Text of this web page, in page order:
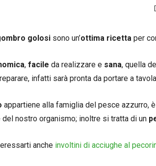
golosi sono un’ottima ricetta per
, facile da realizzare e sana, quella
infatti sarà pronta da portare a
appartiene alla famiglia del pesce azzurro, è
nostro organismo; inoltre si tratta di un
anche involtini di acciughe al